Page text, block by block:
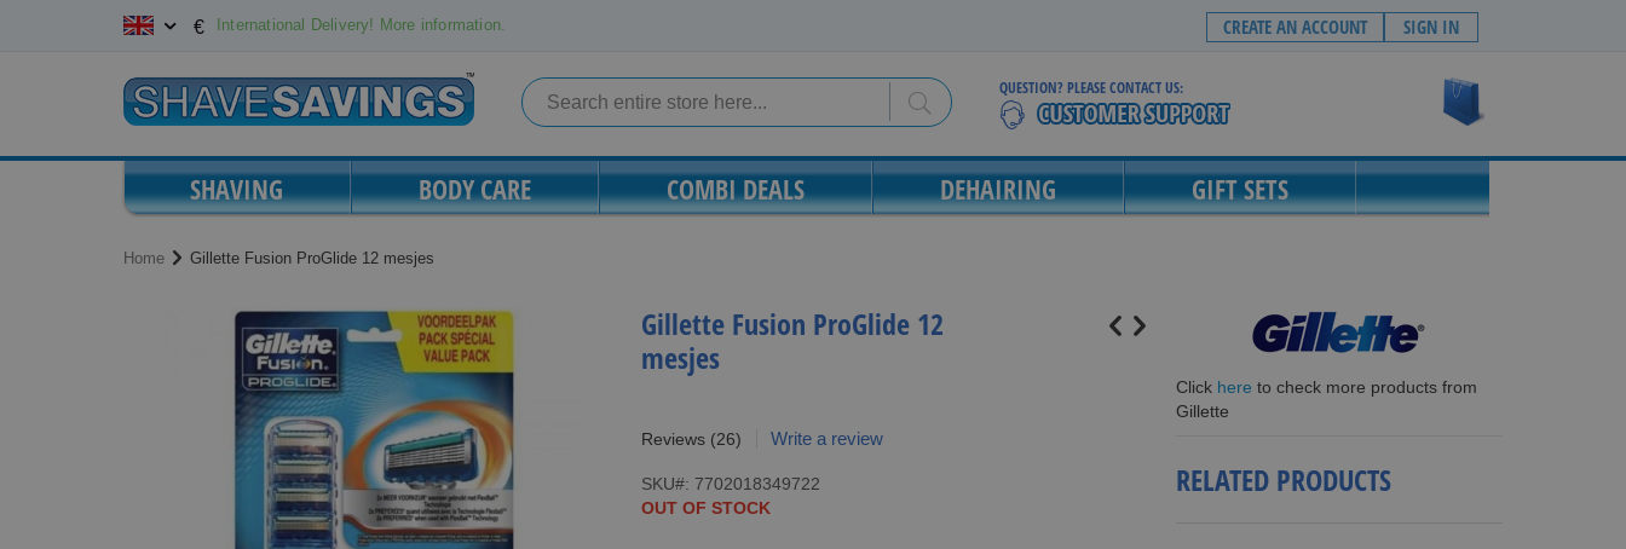
Skip
€ International Delivery! More information. CREATE AN ACCOUNT SIGN IN
Search
QUESTION? PLEASE CONTACT US:
SHAVING BODY CARE COMBI DEALS DEHAIRING GIFT SETS
Home Gillette Fusion ProGlide 12 mesjes
Gillette Fusion ProGlide 12
mesjes
Reviews (26) Write a review
SKU
7702018349722
OUT OF STOCK
Click here to check more products from
Gillette
RELATED PRODUCTS